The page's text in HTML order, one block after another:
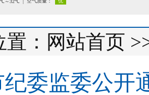
： 网站首页
委监委公开